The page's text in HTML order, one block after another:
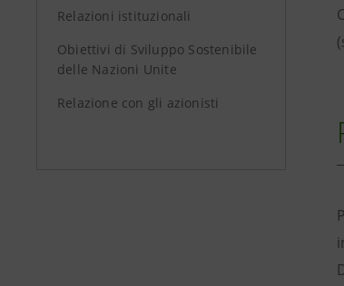
Relazioni istituzionali
Obiettivi di Sviluppo Sostenibile
delle Nazioni Unite
Relazione con gli azionisti